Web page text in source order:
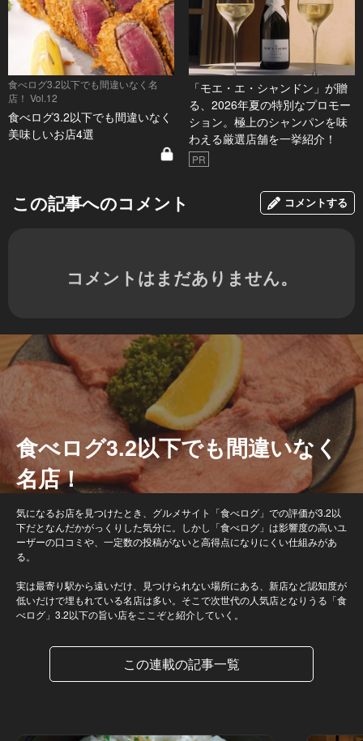
食べログ3.2以下でも間違いなく名
店！ Vol.12
食べログ3.2以下でも間違いなく
美味しいお店4選
「モエ・エ・シャンドン」が贈
る、2026年夏の特別なプロモー
ション。極上のシャンパンを味
わえる厳選店舗を一挙紹介！
PR
この記事へのコメント コメントする
コメントはまだありません。
食べログ3.2以下でも間違いなく
名店！
気になるお店を見つけたとき、グルメサイト「食べログ」での評価が3.2以
下だとなんだかがっくりした気分に。しかし「食べログ」は影響度の高いユ
ーザーの口コミや、一定数の投稿がないと高得点になりにくい仕組みがあ
る。
実は最寄り駅から遠いだけ、見つけられない場所にある、新店など認知度が
低いだけで埋もれている名店は多い。そこで次世代の人気店となりうる「食
べログ」3.2以下の旨い店をここぞと紹介していく。
この連載の記事一覧